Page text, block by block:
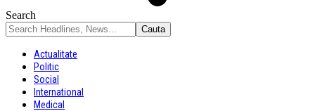
Search
Actualitate
Politic
Social
International
Medical